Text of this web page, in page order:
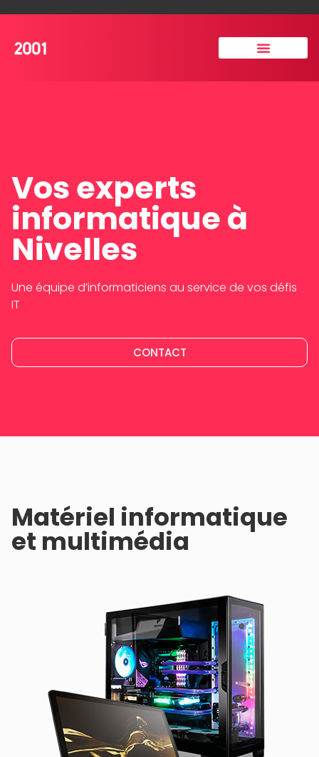
Vos experts
informatique à
Nivelles
Une équipe d’informaticiens au service de vos défis
IT
CONTACT
Matériel informatique
et multimédia